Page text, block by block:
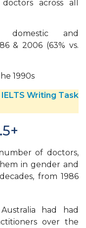
across all
and
& 2006 (63% vs.
1990s
Writing Task
of doctors,
in gender and
from 1986
had had
over the